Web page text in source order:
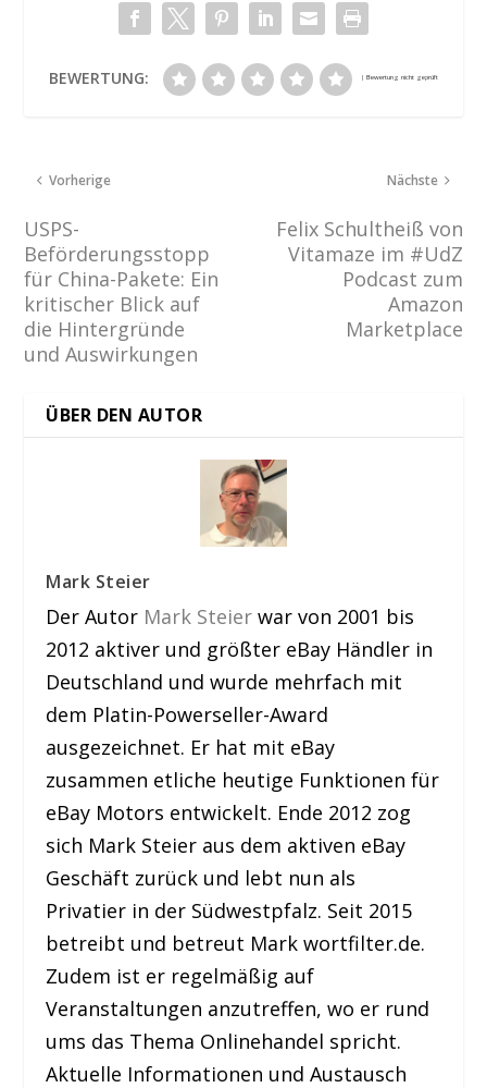
BEWERTUNG:
Vorherige
USPS-
Beförderungsstopp
für China-Pakete: Ein
kritischer Blick auf
die Hintergründe
und Auswirkungen
Nächste
Felix Schultheiß von
Vitamaze im #UdZ
Podcast zum
Amazon
Marketplace
ÜBER DEN AUTOR
Mark Steier
Der Autor Mark Steier war von 2001 bis
2012 aktiver und größter eBay Händler in
Deutschland und wurde mehrfach mit
dem Platin-Powerseller-Award
ausgezeichnet. Er hat mit eBay
zusammen etliche heutige Funktionen für
eBay Motors entwickelt. Ende 2012 zog
sich Mark Steier aus dem aktiven eBay
Geschäft zurück und lebt nun als
Privatier in der Südwestpfalz. Seit 2015
betreibt und betreut Mark wortfilter.de.
Zudem ist er regelmäßig auf
Veranstaltungen anzutreffen, wo er rund
ums das Thema Onlinehandel spricht.
Aktuelle Informationen und Austausch